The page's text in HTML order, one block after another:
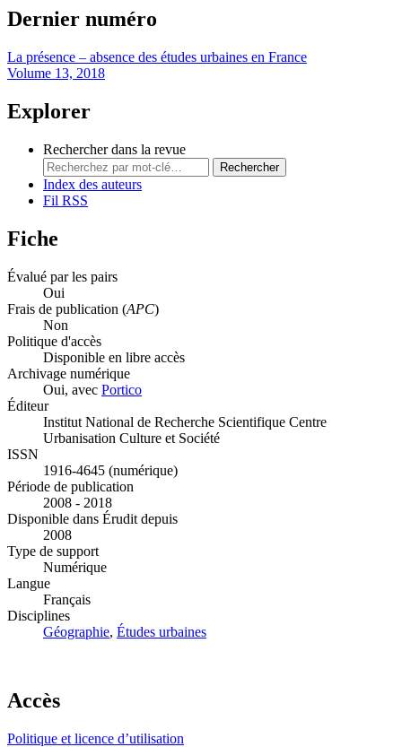
Dernier numéro
La présence – absence des études urbaines en France
Volume 13, 2018
Explorer
Rechercher dans la revue
Rechercher
Index des auteurs
Fil RSS
Fiche
Évalué par les pairs
Oui
Frais de publication (APC)
Non
Politique d'accès
Disponible en libre accès
Archivage numérique
Oui, avec Portico
Éditeur
Institut National de Recherche Scientifique Centre
Urbanisation Culture et Société
ISSN
1916-4645 (numérique)
Période de publication
2008 - 2018
Disponible dans Érudit depuis
2008
Type de support
Numérique
Langue
Français
Disciplines
Géographie, Études urbaines
Accès
Politique et licence d’utilisation